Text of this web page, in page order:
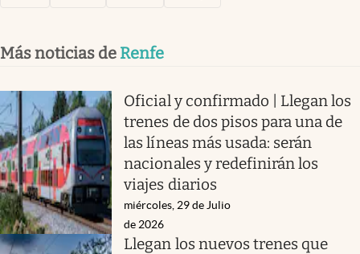
Más noticias de Renfe
Oficial y confirmado | Llegan los
trenes de dos pisos para una de
las líneas más usada: serán
nacionales y redefinirán los
viajes diarios
miércoles, 29 de Julio
de 2026
Llegan los nuevos trenes que